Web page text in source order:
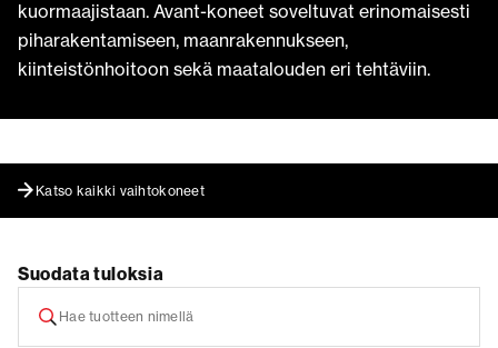
kuormaajistaan. Avant-koneet soveltuvat erinomaisesti
piharakentamiseen, maanrakennukseen,
kiinteistönhoitoon sekä maatalouden eri tehtäviin.
Katso kaikki vaihtokoneet
Suodata tuloksia